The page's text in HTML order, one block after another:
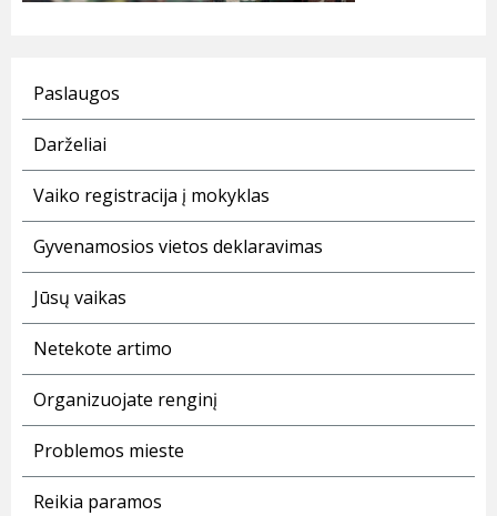
Paslaugos
Darželiai
Vaiko registracija į mokyklas
Gyvenamosios vietos deklaravimas
Jūsų vaikas
Netekote artimo
Organizuojate renginį
Problemos mieste
Reikia paramos